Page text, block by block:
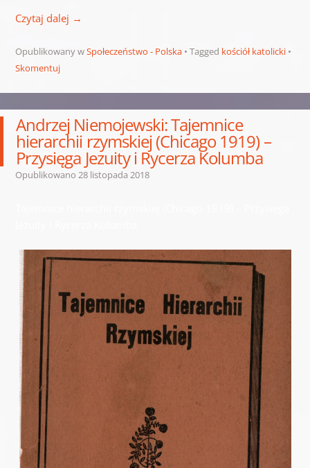
Czytaj dalej →
Opublikowany wSpołeczeństwo - Polska Tagged kościół katolicki
Skomentuj
Andrzej Niemojewski: Tajemnice
hierarchii rzymskiej (Chicago 1919) –
Przysięga Jezuity i Rycerza Kolumba
Opublikowano 28 listopada 2018